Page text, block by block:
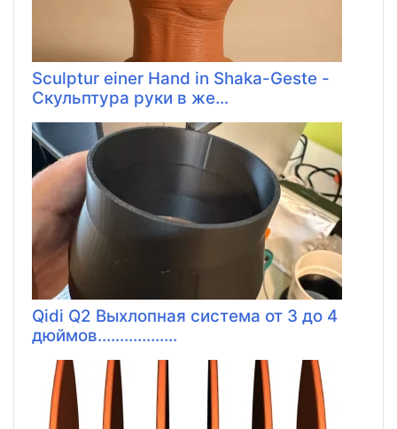
Sculptur einer Hand in Shaka-Geste -
Скульптура руки в же...
Qidi Q2 Выхлопная система от 3 до 4
дюймов..................